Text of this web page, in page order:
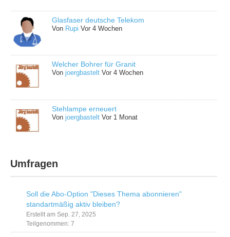
Glasfaser deutsche Telekom
Von Rupi Vor 4 Wochen
Welcher Bohrer für Granit
Vonjoergbastelt Vor 4 Wochen
Stehlampe erneuert
Vonjoergbastelt Vor 1 Monat
Umfragen
Soll die Abo-Option "Dieses Thema abonnieren"
standartmäßig aktiv bleiben?
Erstellt am Sep. 27, 2025
Teilgenommen: 7